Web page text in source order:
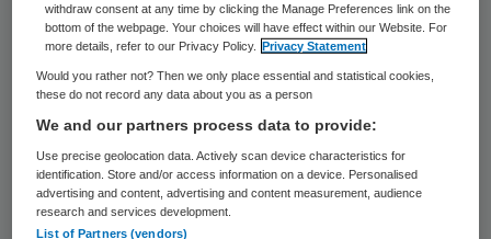
nodig om verwarring met het landelijk
meldpunt Veilig Thuis (gericht op huiselijk
geweld en kindermishandeling) te
voorkomen.
Dienstverlening
withdraw consent at any time by clicking the Manage Preferences link on the
bottom of the webpage. Your choices will have effect within our Website. For
more details, refer to our Privacy Policy.
Privacy Statement
Would you rather not? Then we only place essential and statistical cookies,
these do not record any data about you as a person
We and our partners process data to provide:
Use precise geolocation data. Actively scan device characteristics for
identification. Store and/or access information on a device. Personalised
advertising and content, advertising and content measurement, audience
research and services development.
List of Partners (vendors)